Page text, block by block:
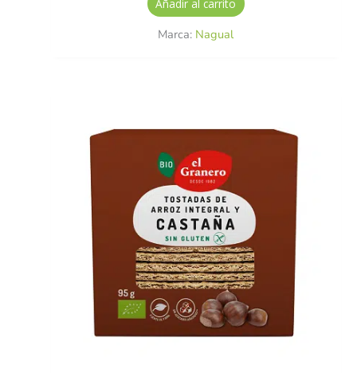
Añadir al carrito
Marca: Nagual